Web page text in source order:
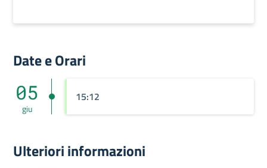
Date e Orari
05
giu
15:12
Ulteriori informazioni